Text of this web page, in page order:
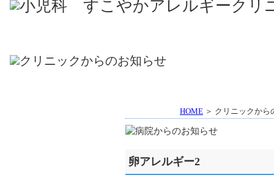
HOME ＞ クリニックか
卵アレルギー2